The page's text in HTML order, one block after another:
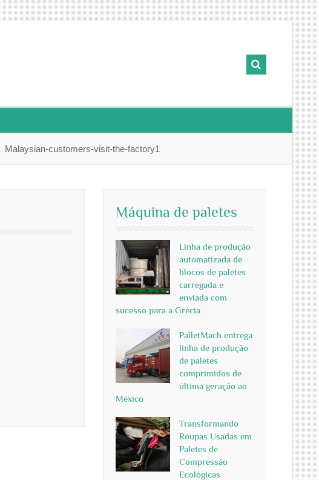
Malaysian-customers-visit-the-factory1
Máquina de paletes
Linha de produção
automatizada de
blocos de paletes
carregada e
enviada com
sucesso para a Grécia
PalletMach entrega
linha de produção
de paletes
comprimidos de
última geração ao
México
Transformando
Roupas Usadas em
Paletes de
Compressão
Ecológicas